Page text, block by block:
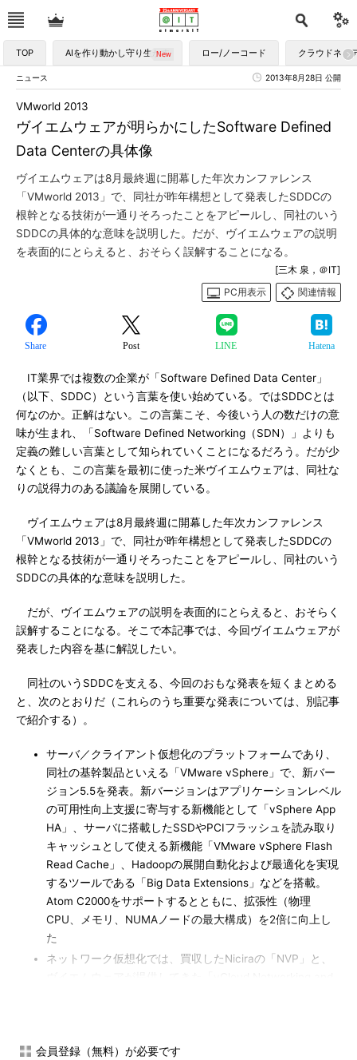
TOP AIを作り動かし守り生かす ロー/ノーコード クラウドネイ
ニュース 2013年8月28日 公開
ヴイエムウェアが明らかにしたSoftware Defined
Data Centerの具体像
VMworld 2013
ヴイエムウェアは8月最終週に開幕した年次カンファレンス
「VMworld 2013」で、同社が昨年構想として発表したSDDCの
根幹となる技術が一通りそろったことをアピールし、同社のいう
SDDCの具体的な意味を説明した。だが、ヴイエムウェアの説明
を表面的にとらえると、おそらく誤解することになる。
[三木 泉，＠IT]
PC用表示
関連情報
Share Post LINE Hatena
IT業界では複数の企業が「Software Defined Data Center」
（以下、SDDC）という言葉を使い始めている。ではSDDCとは
何なのか。正解はない。この言葉こそ、今後いう人の数だけの意
味が生まれ、「Software Defined Networking（SDN）」よりも
定義の難しい言葉として知られていくことになるだろう。だが少
なくとも、この言葉を最初に使った米ヴイエムウェアは、同社な
りの説得力のある議論を展開している。
ヴイエムウェアは8月最終週に開幕した年次カンファレンス
「VMworld 2013」で、同社が昨年構想として発表したSDDCの
根幹となる技術が一通りそろったことをアピールし、同社のいう
SDDCの具体的な意味を説明した。
だが、ヴイエムウェアの説明を表面的にとらえると、おそらく
誤解することになる。そこで本記事では、今回ヴイエムウェアが
発表した内容を基に解説したい。
同社のいうSDDCを支える、今回のおもな発表を短くまとめる
と、次のとおりだ（これらのうち重要な発表については、別記事
で紹介する）。
サーバ／クライアント仮想化のプラットフォームであり、
同社の基幹製品といえる「VMware vSphere」で、新バー
ジョン5.5を発表。新バージョンはアプリケーションレベル
の可用性向上支援に寄与する新機能として「vSphere App
HA」、サーバに搭載したSSDやPCIフラッシュを読み取り
キャッシュとして使える新機能「VMware vSphere Flash
Read Cache」、Hadoopの展開自動化および最適化を実現
するツールである「Big Data Extensions」などを搭載。
Atom C2000をサポートするとともに、拡張性（物理
CPU、メモリ、NUMAノードの最大構成）を2倍に向上し
た
ネットワーク仮想化では、買収したNiciraの「NVP」と、
Storage（SDS）」を展開する。まず「Virtual SAN」を第
会員登録（無料）が必要です